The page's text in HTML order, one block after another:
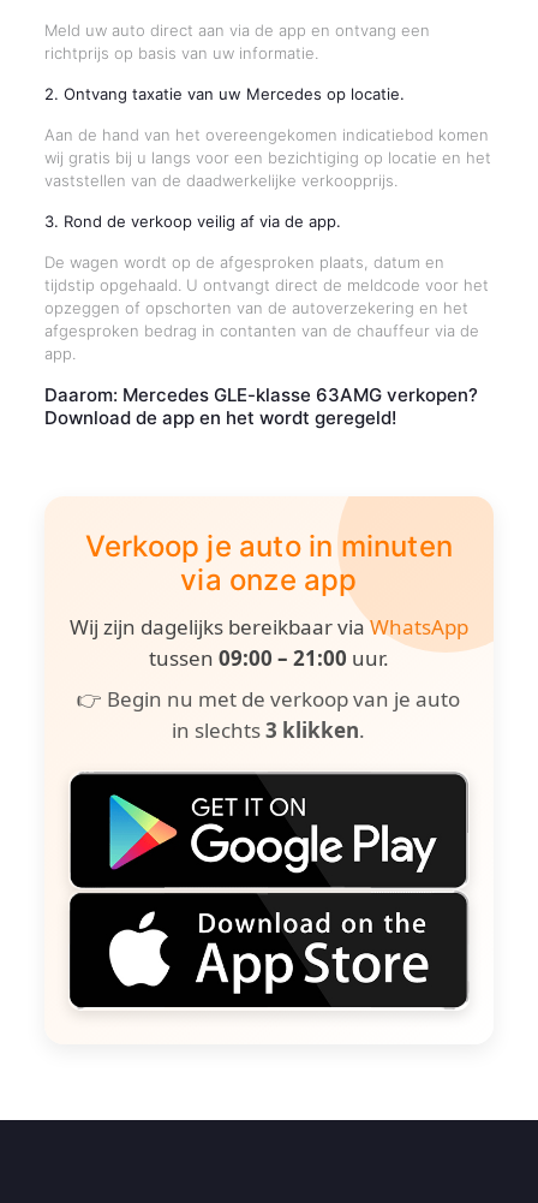
Meld uw auto direct aan via de app en ontvang een
richtprijs op basis van uw informatie.
2. Ontvang taxatie van uw Mercedes op locatie.
Aan de hand van het overeengekomen indicatiebod komen
wij gratis bij u langs voor een bezichtiging op locatie en het
vaststellen van de daadwerkelijke verkoopprijs.
3. Rond de verkoop veilig af via de app.
De wagen wordt op de afgesproken plaats, datum en
tijdstip opgehaald. U ontvangt direct de meldcode voor het
opzeggen of opschorten van de autoverzekering en het
afgesproken bedrag in contanten van de chauffeur via de
app.
Daarom: Mercedes GLE-klasse 63AMG verkopen?
Download de app en het wordt geregeld!
Verkoop je auto in minuten
via onze app
Wij zijn dagelijks bereikbaar viaWhatsApp
tussen 09:00 – 21:00 uur.
👉 Begin nu met de verkoop van je auto
in slechts3 klikken.